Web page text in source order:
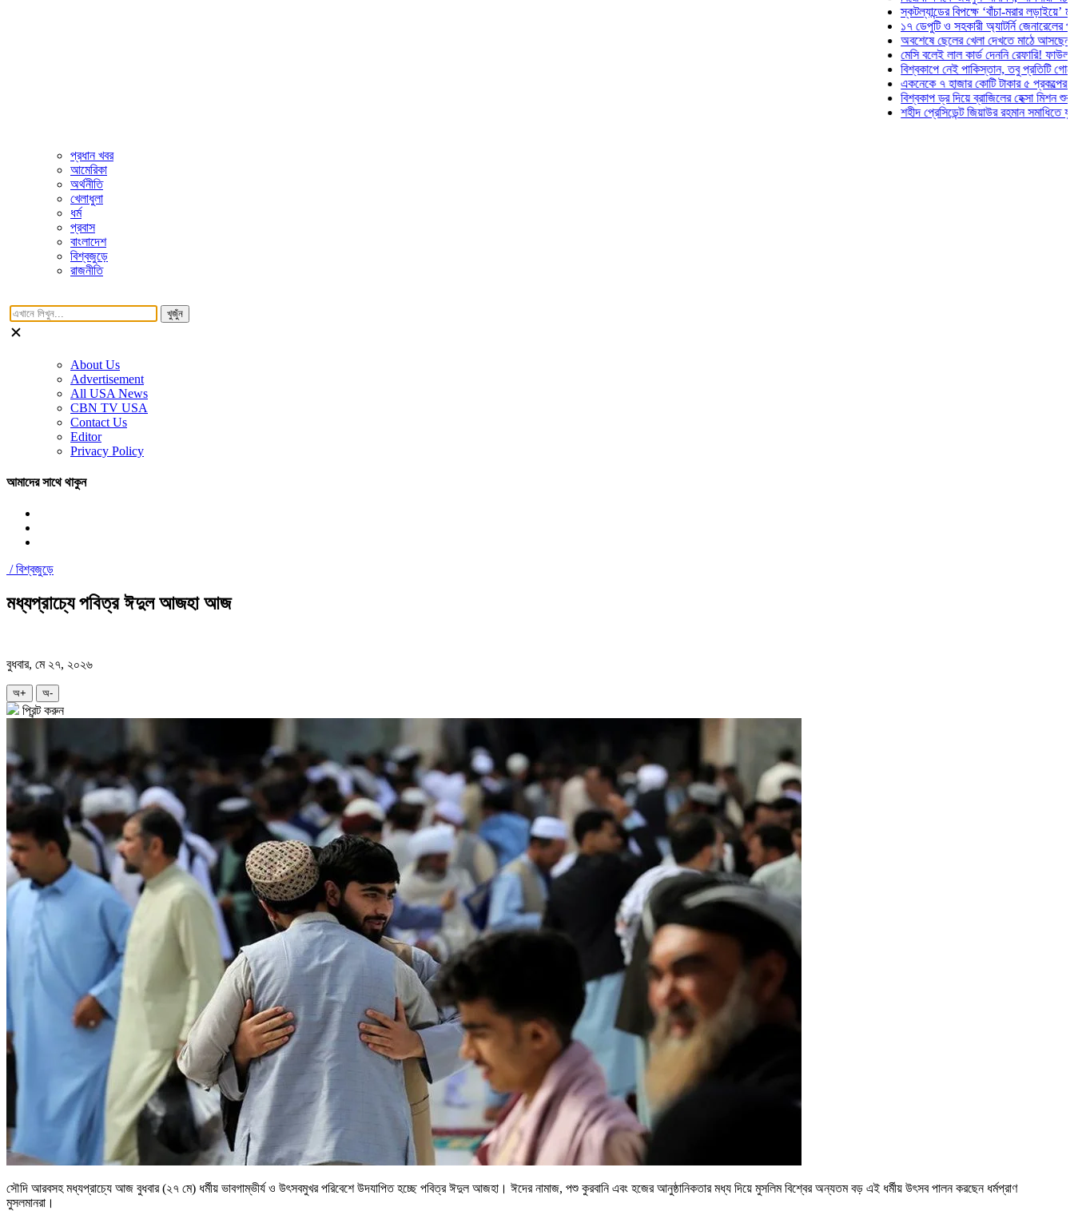
স্কটল্যান্ডের বিপক্ষে ‘বাঁচা-মরার লড়াইয়ে’ মাঠে
১৭ ডেপুটি ও সহকারী অ্যাটর্নি জেনারেলের পদত্যাগ
অবশেষে ছেলের খেলা দেখতে মাঠে আসছেন
মেসি বলেই লাল কার্ড দেননি রেফারি! ফাউল নিয়ে
বিশ্বকাপে নেই পাকিস্তান, তবু প্রতিটি গোলে
একনেকে ৭ হাজার কোটি টাকার ৫ প্রকল্পের অনুমোদন
বিশ্বকাপ ড্র দিয়ে ব্রাজিলের হেক্সা মিশন শুরু
শহীদ প্রেসিডেন্ট জিয়াউর রহমান সমাধিতে যুবদলের
প্রধান খবর
আমেরিকা
অর্থনীতি
খেলাধুলা
ধর্ম
প্রবাস
বাংলাদেশ
বিশ্বজুড়ে
রাজনীতি
খুজুঁন
About Us
Advertisement
All USA News
CBN TV USA
Contact Us
Editor
Privacy Policy
আমাদের সাথে থাকুন
/বিশ্বজুড়ে
মধ্যপ্রাচ্যে পবিত্র ঈদুল আজহা আজ
বুধবার, মে ২৭, ২০২৬
অ+ অ-
প্রিন্ট করুন
সৌদি আরবসহ মধ্যপ্রাচ্যে আজ বুধবার (২৭ মে) ধর্মীয় ভাবগাম্ভীর্য ও উৎসবমুখর পরিবেশে উদযাপিত হচ্ছে পবিত্র ঈদুল আজহা। ঈদের নামাজ, পশু কুরবানি এবং হজের আনুষ্ঠানিকতার মধ্য দিয়ে মুসলিম বিশ্বের অন্যতম বড় এই ধর্মীয় উৎসব পালন করছেন ধর্মপ্রাণ
মুসলমানরা।